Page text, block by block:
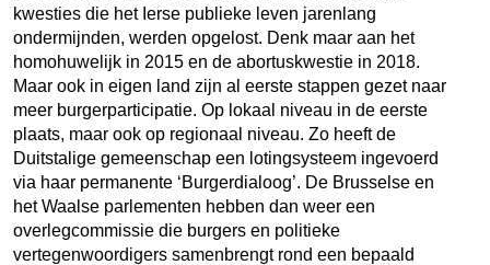
kwesties die het Ierse publieke leven jarenlang
ondermijnden, werden opgelost. Denk maar aan het
homohuwelijk in 2015 en de abortuskwestie in 2018.
Maar ook in eigen land zijn al eerste stappen gezet naar
meer burgerparticipatie. Op lokaal niveau in de eerste
plaats, maar ook op regionaal niveau. Zo heeft de
Duitstalige gemeenschap een lotingsysteem ingevoerd
via haar permanente ‘Burgerdialoog’. De Brusselse en
het Waalse parlementen hebben dan weer een
overlegcommissie die burgers en politieke
vertegenwoordigers samenbrengt rond een bepaald